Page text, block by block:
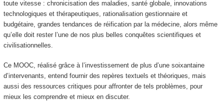
toute vitesse : chronicisation des maladies, santé globale, innovations
technologiques et thérapeutiques, rationalisation gestionnaire et
budgétaire, grandes tendances de réification par la médecine, alors même
qu’elle doit rester l’une de nos plus belles conquêtes scientifiques et
civilisationnelles.
Ce MOOC, réalisé grâce à l’investissement de plus d’une soixantaine
d’intervenants, entend fournir des repères textuels et théoriques, mais
aussi des ressources critiques pour affronter de tels problèmes, pour
mieux les comprendre et mieux en discuter.